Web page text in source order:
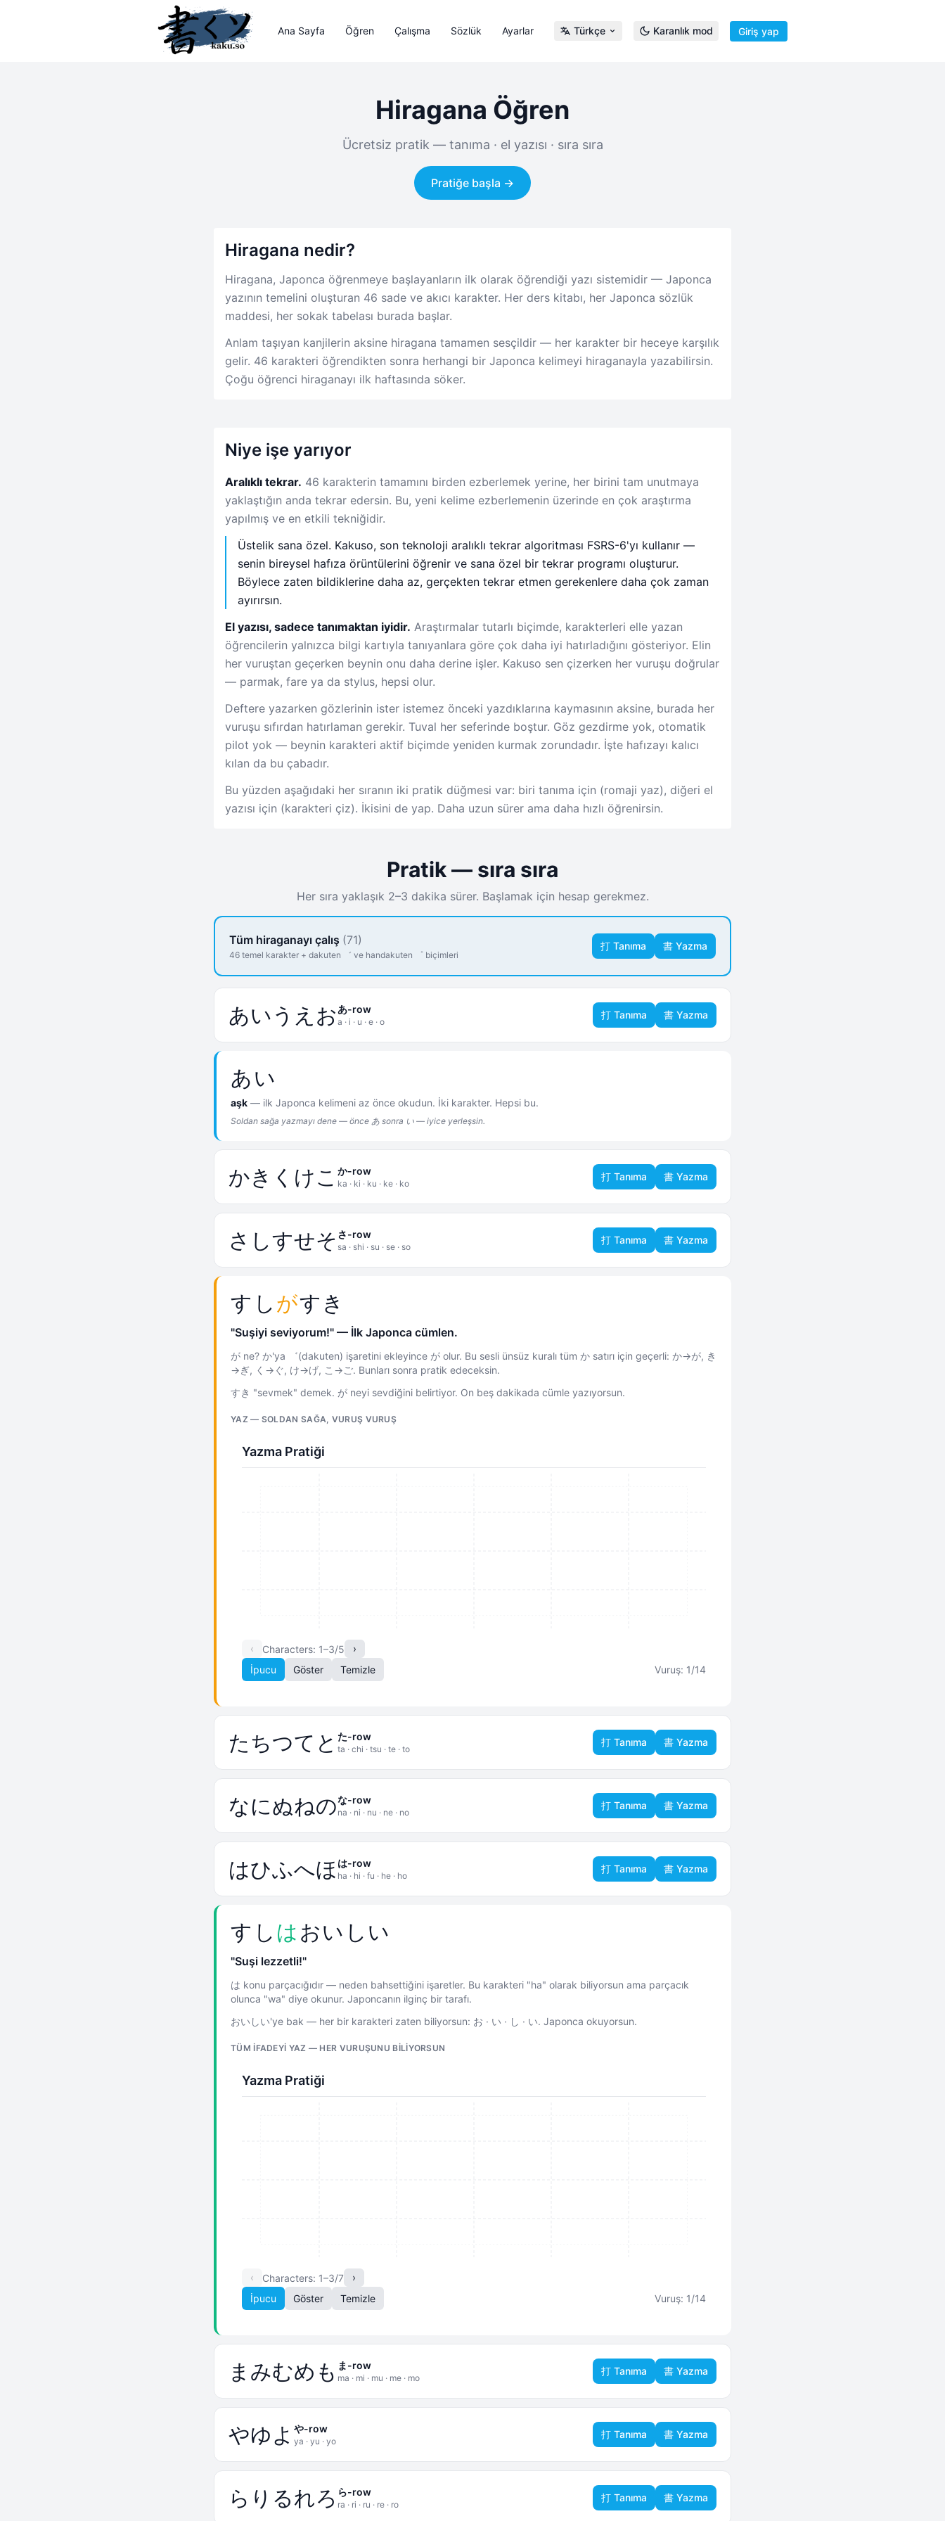
Ana Sayfa Öğren Çalışma Sözlük Ayarlar Türkçe Karanlık mod Giriş yap
Hiragana Öğren
Ücretsiz pratik — tanıma · el yazısı · sıra sıra
Pratiğe başla →
Hiragana nedir?
Hiragana, Japonca öğrenmeye başlayanların ilk olarak öğrendiği yazı sistemidir — Japonca
yazının temelini oluşturan 46 sade ve akıcı karakter. Her ders kitabı, her Japonca sözlük
maddesi, her sokak tabelası burada başlar.
Anlam taşıyan kanjilerin aksine hiragana tamamen sesçildir — her karakter bir heceye karşılık
gelir. 46 karakteri öğrendikten sonra herhangi bir Japonca kelimeyi hiraganayla yazabilirsin.
Çoğu öğrenci hiraganayı ilk haftasında söker.
Niye işe yarıyor
Aralıklı tekrar. 46 karakterin tamamını birden ezberlemek yerine, her birini tam unutmaya
yaklaştığın anda tekrar edersin. Bu, yeni kelime ezberlemenin üzerinde en çok araştırma
yapılmış ve en etkili tekniğidir.
Üstelik sana özel. Kakuso, son teknoloji aralıklı tekrar algoritması FSRS-6'yı kullanır —
senin bireysel hafıza örüntülerini öğrenir ve sana özel bir tekrar programı oluşturur.
Böylece zaten bildiklerine daha az, gerçekten tekrar etmen gerekenlere daha çok zaman
ayırırsın.
El yazısı, sadece tanımaktan iyidir. Araştırmalar tutarlı biçimde, karakterleri elle yazan
öğrencilerin yalnızca bilgi kartıyla tanıyanlara göre çok daha iyi hatırladığını gösteriyor. Elin
her vuruştan geçerken beynin onu daha derine işler. Kakuso sen çizerken her vuruşu doğrular
— parmak, fare ya da stylus, hepsi olur.
Deftere yazarken gözlerinin ister istemez önceki yazdıklarına kaymasının aksine, burada her
vuruşu sıfırdan hatırlaman gerekir. Tuval her seferinde boştur. Göz gezdirme yok, otomatik
pilot yok — beynin karakteri aktif biçimde yeniden kurmak zorundadır. İşte hafızayı kalıcı
kılan da bu çabadır.
Bu yüzden aşağıdaki her sıranın iki pratik düğmesi var: biri tanıma için (romaji yaz), diğeri el
yazısı için (karakteri çiz). İkisini de yap. Daha uzun sürer ama daha hızlı öğrenirsin.
Pratik — sıra sıra
Her sıra yaklaşık 2–3 dakika sürer. Başlamak için hesap gerekmez.
Tüm hiraganayı çalış (71)
46 temel karakter + dakuten ゛ ve handakuten ゜ biçimleri
打 Tanıma 書 Yazma
あいう え お あ-row
a · i · u · e · o
打 Tanıma 書 Yazma
あい
aşk — ilk Japonca kelimeni az önce okudun. İki karakter. Hepsi bu.
Soldan sağa yazmayı dene — önce あ sonra い — iyice yerleşsin.
かき く けこ か-row
ka · ki · ku · ke · ko
打 Tanıma 書 Yazma
さ しすせそ さ-row
sa · shi · su · se · so
打 Tanıma 書 Yazma
すしがすき
"Suşiyi seviyorum!" — İlk Japonca cümlen.
が ne? か'ya ゛(dakuten) işaretini ekleyince が olur. Bu sesli ünsüz kuralı tüm か satırı için geçerli: か→が, き
→ぎ, く→ぐ, け→げ, こ→ご. Bunları sonra pratik edeceksin.
すき "sevmek" demek. が neyi sevdiğini belirtiyor. On beş dakikada cümle yazıyorsun.
YAZ — SOLDAN SAĞA, VURUŞ VURUŞ
Yazma Pratiği
‹ Characters: 1–3/5
›
İpucu
Göster Temizle Vuruş: 1/14
たちつて と た-row
ta · chi · tsu · te · to
打 Tanıma 書 Yazma
なにぬねのな-row
na · ni · nu · ne · no
打 Tanıma 書 Yazma
はひふへほ は-row
ha · hi · fu · he · ho
打 Tanıma 書 Yazma
すし は おいしい
"Suşi lezzetli!"
は konu parçacığıdır — neden bahsettiğini işaretler. Bu karakteri "ha" olarak biliyorsun ama parçacık
olunca "wa" diye okunur. Japoncanın ilginç bir tarafı.
おいしい'ye bak — her bir karakteri zaten biliyorsun: お · い · し · い. Japonca okuyorsun.
TÜM IFADEYI YAZ — HER VURUŞUNU BILIYORSUN
Yazma Pratiği
‹ Characters: 1–3/7
›
İpucu
Göster Temizle Vuruş: 1/14
ま みむめ も ま-row
ma · mi · mu · me · mo
打 Tanıma 書 Yazma
やゆよ や-row
ya · yu · yo
打 Tanıma 書 Yazma
ら り るれろ ら-row
ra · ri · ru · re · ro
打 Tanıma 書 Yazma